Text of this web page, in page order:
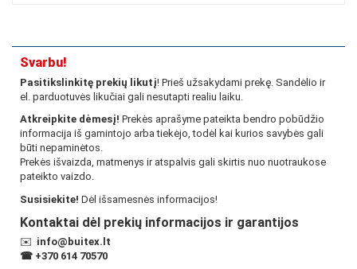
Svarbu!
Pasitikslinkitę prekių likutį! Prieš užsakydami prekę. Sandėlio ir
el. parduotuvės likučiai gali nesutapti realiu laiku.
Atkreipkite dėmesį! Prekės aprašyme pateikta bendro pobūdžio
informacija iš gamintojo arba tiekėjo, todėl kai kurios savybės gali
būti nepaminėtos.
Prekės išvaizda, matmenys ir atspalvis gali skirtis nuo nuotraukose
pateikto vaizdo.
Susisiekite! Dėl išsamesnės informacijos!
Kontaktai dėl prekių informacijos ir garantijos
✉️ info@buitex.lt
☎ +370 614 70570